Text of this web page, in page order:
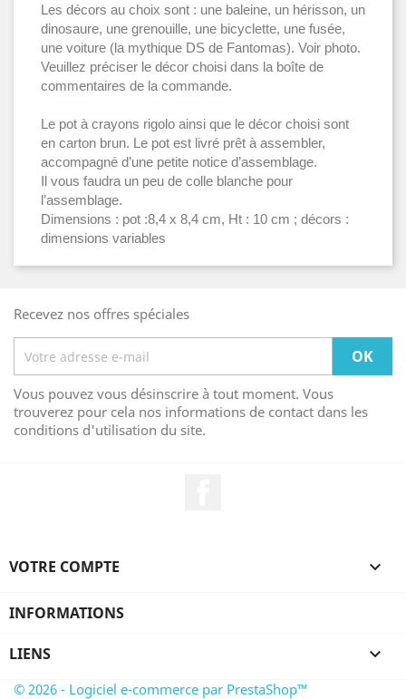
Les décors au choix sont : une baleine, un hérisson, un
dinosaure, une grenouille, une bicyclette, une fusée,
une voiture (la mythique DS de Fantomas). Voir photo.
Veuillez préciser le décor choisi dans la boîte de
commentaires de la commande.
Le pot à crayons rigolo ainsi que le décor choisi sont
en carton brun. Le pot est livré prêt à assembler,
accompagné d’une petite notice d’assemblage.
Il vous faudra un peu de colle blanche pour
l’assemblage.
Dimensions : pot :8,4 x 8,4 cm, Ht : 10 cm ; décors :
dimensions variables
Recevez nos offres spéciales
Vous pouvez vous désinscrire à tout moment. Vous
trouverez pour cela nos informations de contact dans les
conditions d'utilisation du site.
VOTRE COMPTE 
INFORMATIONS
LIENS 
© 2026 - Logiciel e-commerce par PrestaShop™